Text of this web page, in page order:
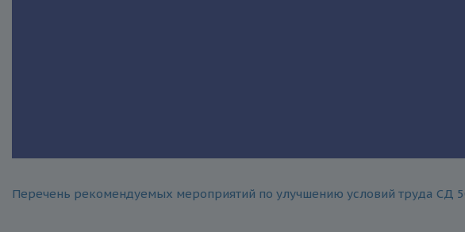
Перечень рекомендуемых мероприятий по улучшению условий труда СД